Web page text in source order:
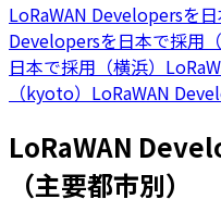
LoRaWAN Developersを日
Developersを日本で採用（
日本で採用（横浜）
（kyoto） LoRaWAN
LoRaWAN
（主要都市別）